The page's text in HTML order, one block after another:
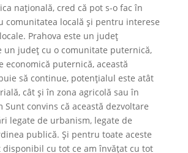
națională, cred că pot s-o fac în
comunitatea locală și pentru interese
Prahova este un județ
un județ cu o comunitate puternică,
economică puternică, această
să continue, potențialul este atât
cât și în zona agricolă sau în
Sunt convins că această dezvoltare
legate de urbanism, legate de
publică. Și pentru toate aceste
disponibil cu tot ce am învățat cu tot